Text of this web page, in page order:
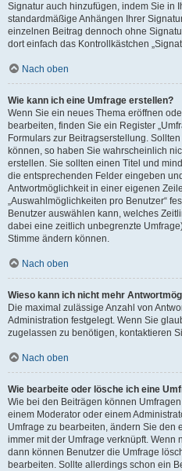
Signatur auch hinzufügen, indem Sie in
standardmäßige Anhängen Ihrer
einzelnen Beitrag dennoch ohne
dort einfach das Kontrollkästchen
Nach oben
Wie kann ich eine Umfrage erstellen?
Wenn Sie ein neues Thema eröffnen
bearbeiten, finden Sie ein Register
Formulars zur Beitragserstellung.
können, so haben Sie wahrscheinlich
erstellen. Sie sollten einen Titel und
die entsprechenden Felder eingeben
Antwortmöglichkeit in einer eigenen
„Auswahlmöglichkeiten pro Benutzer“
Benutzer auswählen kann, welches
dabei eine zeitlich unbegrenzte
Stimme ändern können.
Nach oben
Wieso kann ich nicht mehr
Die maximal zulässige Anzahl von
Administration festgelegt. Wenn Sie
zugelassen zu benötigen, kontaktieren
Nach oben
Wie bearbeite oder lösche ich eine
Wie bei den Beiträgen können
einem Moderator oder einem
Umfrage zu bearbeiten, ändern Sie den
immer mit der Umfrage verknüpft.
dann können Benutzer die Umfrage
bearbeiten. Sollte allerdings schon ein